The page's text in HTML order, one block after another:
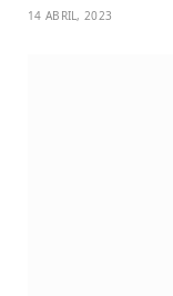
14 ABRIL, 2023